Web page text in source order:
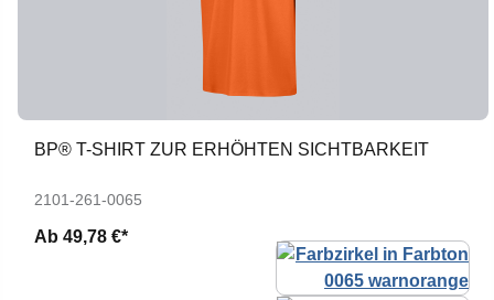
BP® T-SHIRT ZUR ERHÖHTEN SICHTBARKEIT
2101-261-0065
Ab 49,78 €*